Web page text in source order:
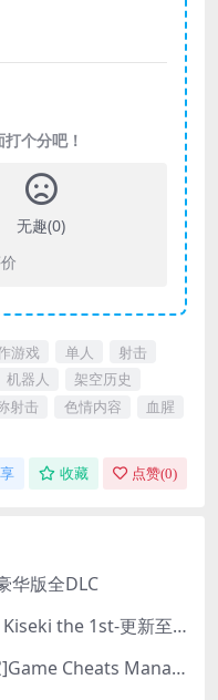
个分吧！
无趣(0)
游戏 单人
射击
机器人
架空历史
射击 色情内容
血腥
收藏 点赞(0)
华版全DLC
[空之轨迹 the 1st]-Sora no Kiseki the 1st-更新至v1.06.4-全DLC
[免费好用的游戏修改器管家]Game Cheats Manager